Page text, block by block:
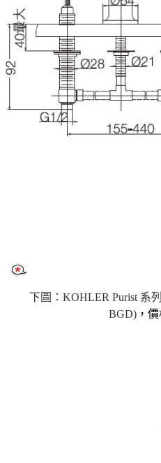
下圖：KOHLER Purist 系
BGD) ，